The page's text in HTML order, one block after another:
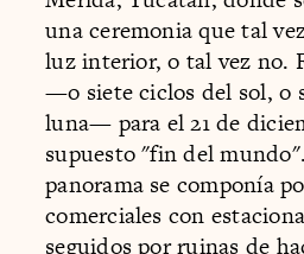
una ceremonia que tal
luz interior, o tal vez no.
—o siete ciclos del sol, o
luna— para el 21 de
supuesto "fin del
panorama se componía
comerciales con
seguidos por ruinas de